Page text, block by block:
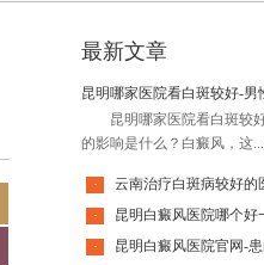
最新文章
昆明哪家医院看白斑较好-男
昆明哪家医院看白斑较
的影响是什么？白癜风，这...
·
·
·